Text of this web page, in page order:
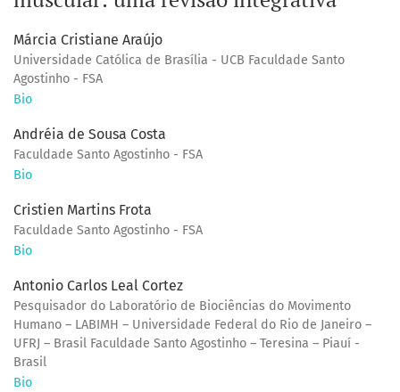
Márcia Cristiane Araújo
Universidade Católica de Brasília - UCB Faculdade Santo
Agostinho - FSA
Bio
Andréia de Sousa Costa
Faculdade Santo Agostinho - FSA
Bio
Cristien Martins Frota
Faculdade Santo Agostinho - FSA
Bio
Antonio Carlos Leal Cortez
Pesquisador do Laboratório de Biociências do Movimento
Humano – LABIMH – Universidade Federal do Rio de Janeiro –
UFRJ – Brasil Faculdade Santo Agostinho – Teresina – Piauí -
Brasil
Bio